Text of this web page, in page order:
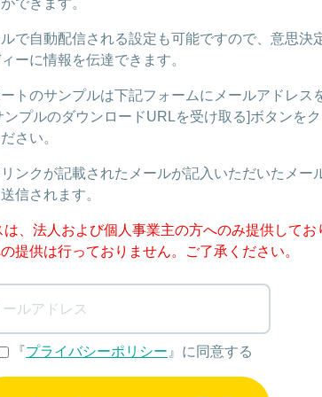
できます。
で自動配信される設定も可能ですので、意思決
ーに情報を伝達できます。
トのサンプルは下記フォームにメールアドレス
プルのダウンロードURLを受け取る]ボタンをク
さい。
ンクが記載されたメールが記入いただいたメー
信されます。
、法人および個人事業主の方へのみ提供してお
提供は行っておりません。ご了承ください。
『プライバシーポリシー 』に同意する